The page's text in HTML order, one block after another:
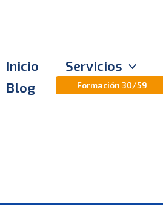
Inicio Servicios
Blog
Formación 30/59